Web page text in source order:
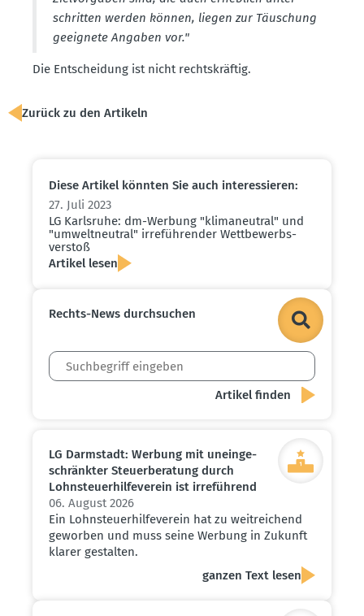
schritten werden können, liegen zur Täuschung
geeignete Angaben vor."
Die Entscheidung ist nicht rechts­kräftig.
Zurück zu den Artikeln
Diese Artikel könnten Sie auch inter­es­sieren:
27. Juli 2023
LG Karlsruhe: dm-Werbung "klima­neutral" und
"umwelt­neutral" irrefüh­render Wettbe­werbs­
verstoß
Artikel lesen
Rechts-News durch­suchen
LG Darmstadt: Werbung mit unein­ge­
schränkter Steuer­be­ratung durch
Lohnsteu­er­hil­fe­verein ist irreführend
06. August 2026
Ein Lohnsteuerhilfeverein hat zu weitreichend
geworben und muss seine Werbung in Zukunft
klarer gestalten.
ganzen Text lesen